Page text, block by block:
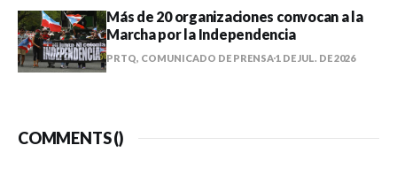
Más de 20 organizaciones convocan a la
Marcha por la Independencia
PRTQ, COMUNICADO DE PRENSA1 DE JUL. DE 2026
COMMENTS ()